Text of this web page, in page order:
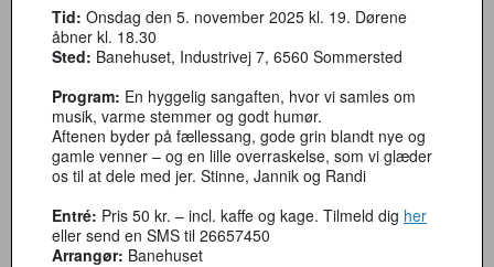
Tid: Onsdag den 5. november 2025 kl. 19. Dørene
åbner kl. 18.30
Sted: Banehuset, Industrivej 7, 6560 Sommersted
Program: En hyggelig sangaften, hvor vi samles om
musik, varme stemmer og godt humør.
Aftenen byder på fællessang, gode grin blandt nye og
gamle venner – og en lille overraskelse, som vi glæder
os til at dele med jer. Stinne, Jannik og Randi
Entré: Pris 50 kr. – incl. kaffe og kage. Tilmeld dig her
eller send en SMS til 26657450
Arrangør: Banehuset